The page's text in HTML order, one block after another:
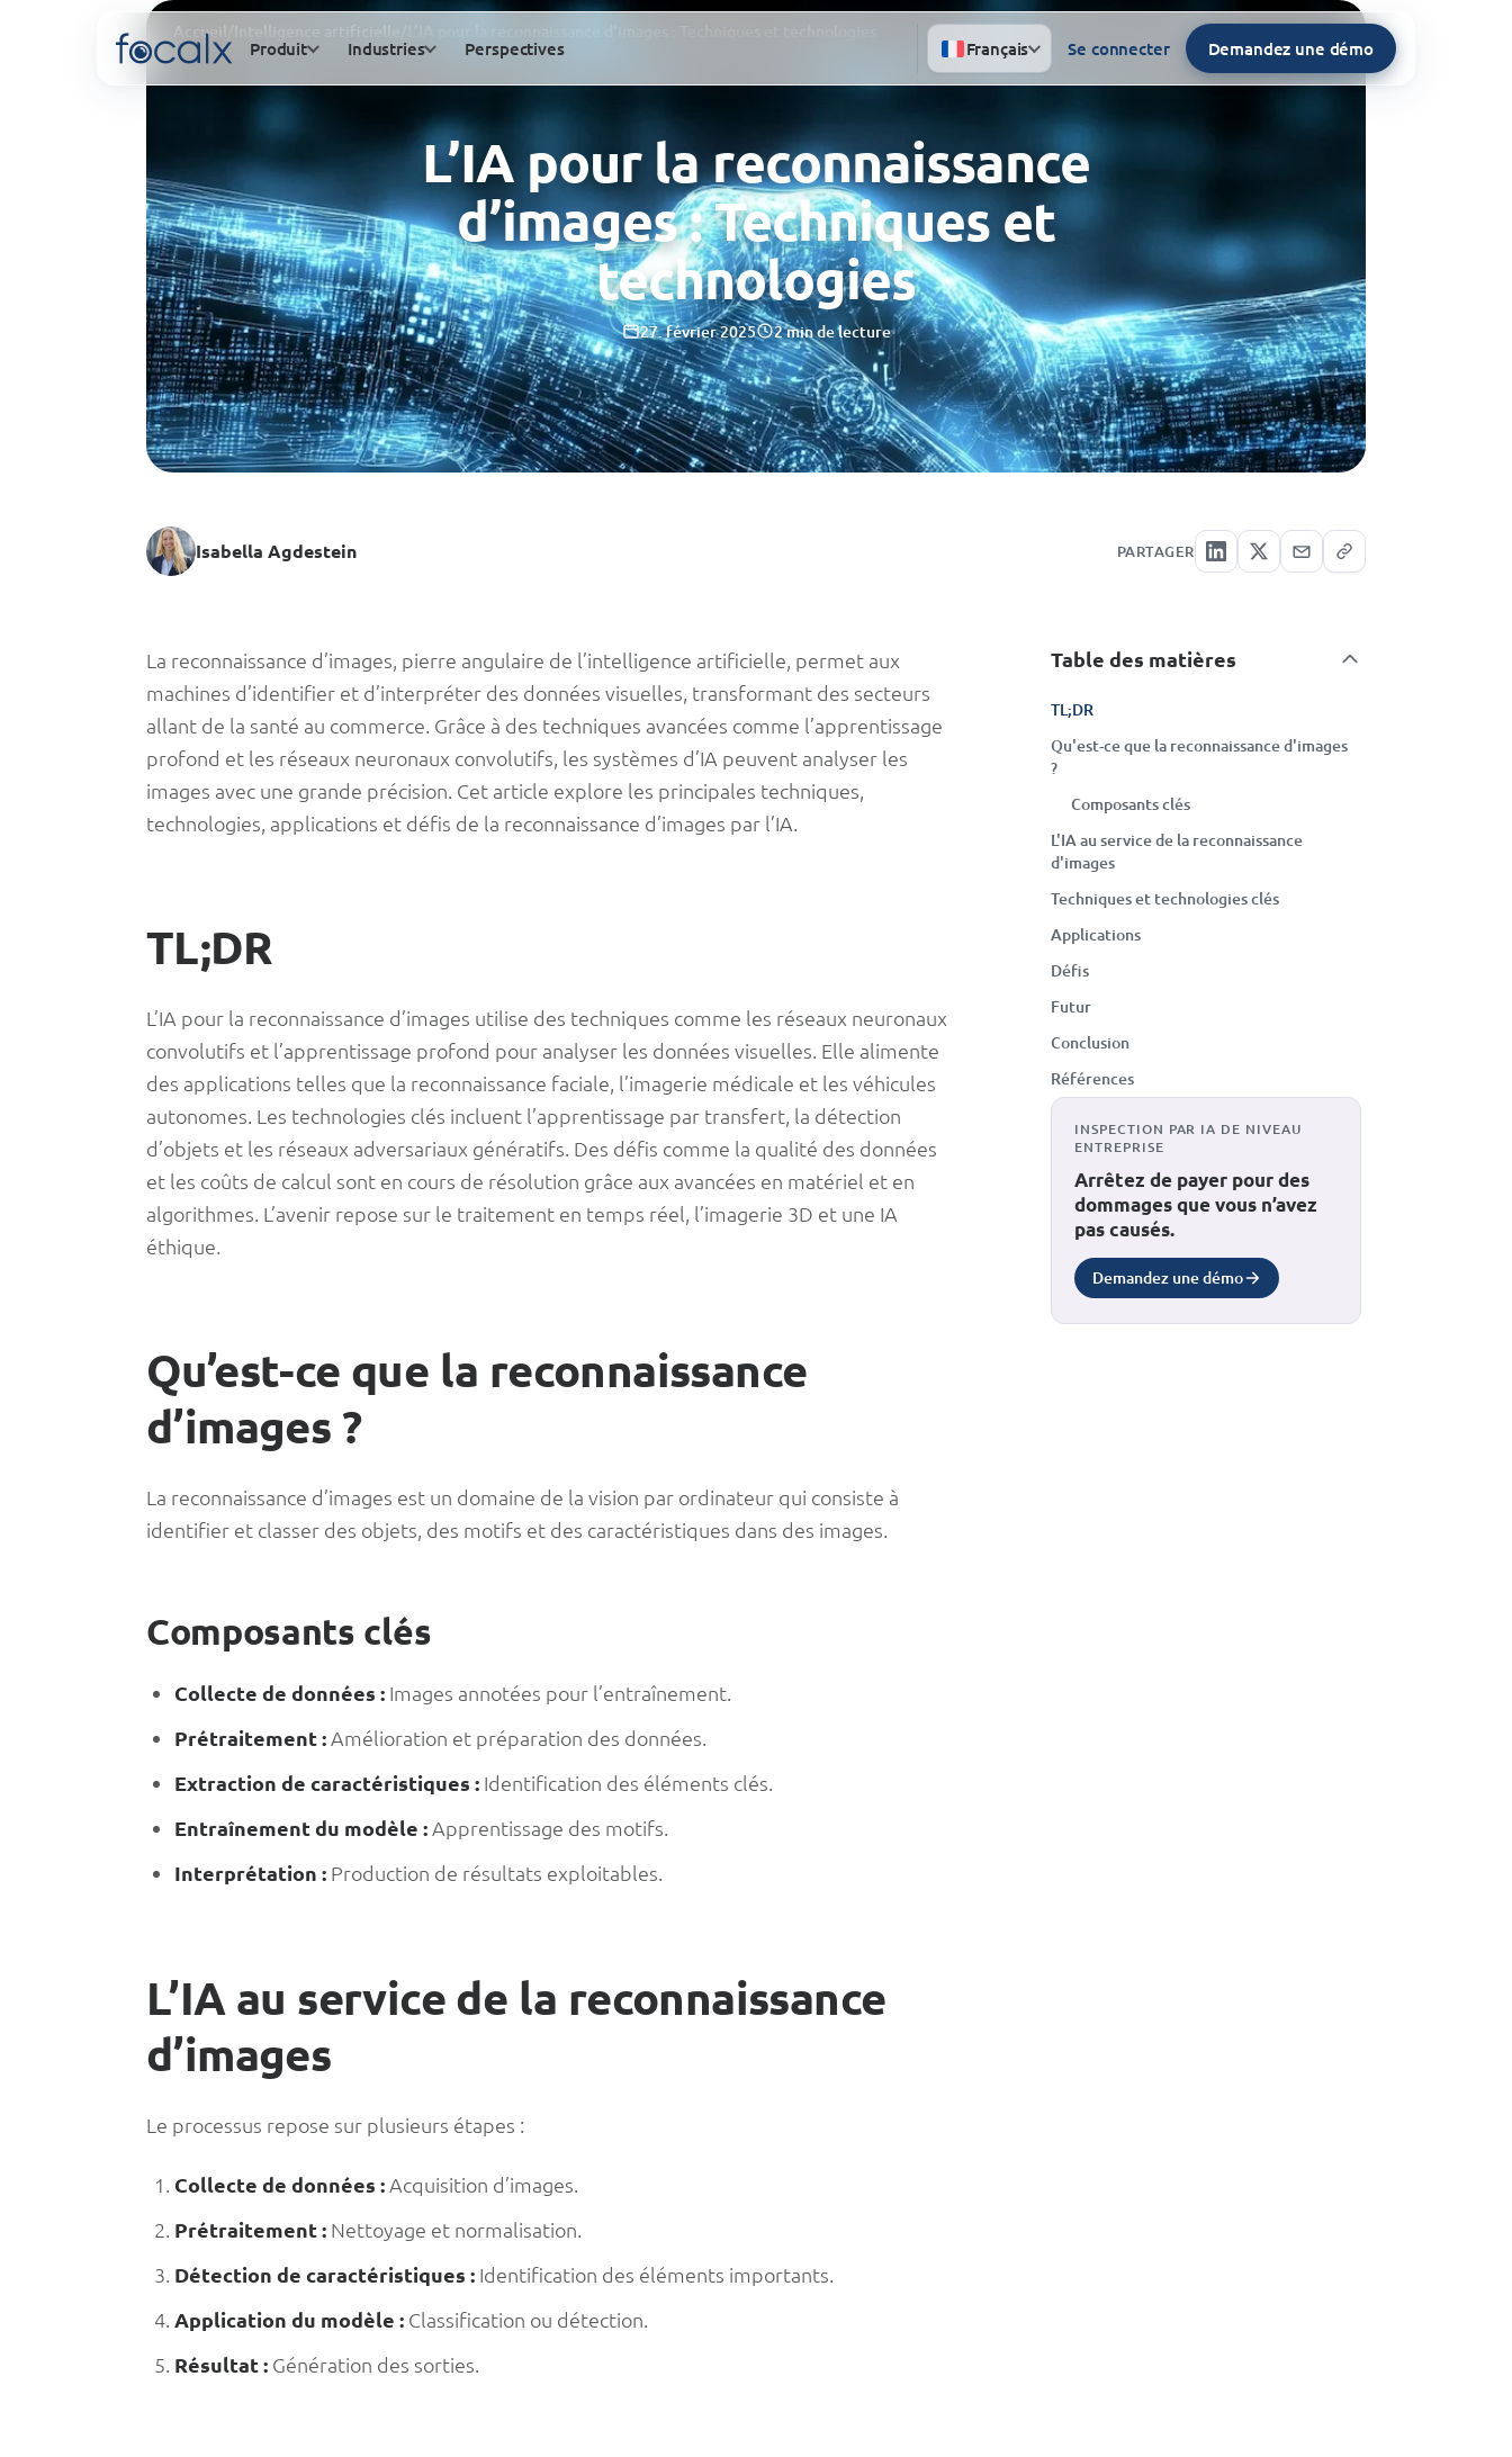
Produit Industries Perspectives Français Se connecter Demandez une démo
Accueil Intelligence artificielle
L’IA pour la reconnaissance
d’images : Techniques et
technologies
27. février 2025 2 min de lecture
Isabella Agdestein PARTAGER
L’IA
pour
la
reconnaissance
:
Techniques
et
technologies
La reconnaissance d’images, pierre angulaire de l’intelligence artificielle, permet aux
machines d’identifier et d’interpréter des données visuelles, transformant des secteurs
allant de la santé au commerce. Grâce à des techniques avancées comme l’apprentissage
profond et les réseaux neuronaux convolutifs, les systèmes d’IA peuvent analyser les
images avec une grande précision. Cet article explore les principales techniques,
technologies, applications et défis de la reconnaissance d’images par l’IA.
TL;DR
L’IA pour la reconnaissance d’images utilise des techniques comme les réseaux neuronaux
convolutifs et l’apprentissage profond pour analyser les données visuelles. Elle alimente
des applications telles que la reconnaissance faciale, l’imagerie médicale et les véhicules
autonomes. Les technologies clés incluent l’apprentissage par transfert, la détection
d’objets et les réseaux adversariaux génératifs. Des défis comme la qualité des données
et les coûts de calcul sont en cours de résolution grâce aux avancées en matériel et en
algorithmes. L’avenir repose sur le traitement en temps réel, l’imagerie 3D et une IA
éthique.
Qu’est-ce que la reconnaissance
d’images ?
La reconnaissance d’images est un domaine de la vision par ordinateur qui consiste à
identifier et classer des objets, des motifs et des caractéristiques dans des images.
Composants clés
Collecte de données : Images annotées pour l’entraînement.
Prétraitement :Amélioration et préparation des données.
Extraction de caractéristiques : Identification des éléments clés.
Entraînement du modèle :Apprentissage des motifs.
Interprétation : Production de résultats exploitables.
L’IA au service de la reconnaissance
d’images
Le processus repose sur plusieurs étapes :
Collecte de données :Acquisition d’images.
Prétraitement : Nettoyage et normalisation.
Détection de caractéristiques : Identification des éléments importants.
Application du modèle : Classification ou détection.
Résultat : Génération des sorties.
Table des matières
TL;DR
Qu'est-ce que la reconnaissance d'images
?
Composants clés
L'IA au service de la reconnaissance
d'images
Techniques et technologies clés
Applications
Défis
Futur
Conclusion
Références
INSPECTION PAR IA DE NIVEAU
ENTREPRISE
Arrêtez de payer pour des
dommages que vous n’avez
pas causés.
Demandez une démo